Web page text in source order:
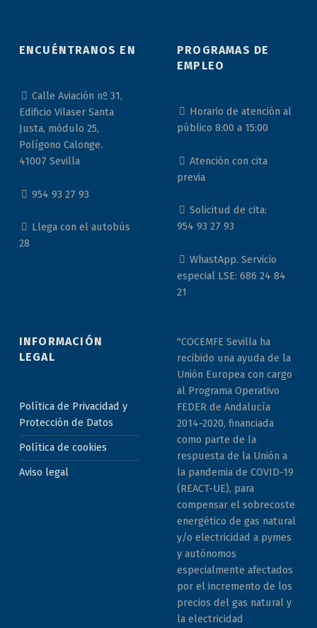
ENCUÉNTRANOS EN
Calle Aviación nº 31,
Edificio Vilaser Santa
Justa, módulo 25,
Polígono Calonge.
41007 Sevilla
954 93 27 93
Llega con el autobús
28
PROGRAMAS DE
EMPLEO
Horario de atención al
público 8:00 a 15:00
Atención con cita
previa
Solicitud de cita:
954 93 27 93
WhastApp. Servicio
especial LSE: 686 24 84
21
INFORMACIÓN
LEGAL
Política de Privacidad y
Protección de Datos
Política de cookies
Aviso legal
"COCEMFE Sevilla ha
recibido una ayuda de la
Unión Europea con cargo
al Programa Operativo
FEDER de Andalucía
2014-2020, financiada
como parte de la
respuesta de la Unión a
la pandemia de COVID-19
(REACT-UE), para
compensar el sobrecoste
energético de gas natural
y/o electricidad a pymes
y autónomos
especialmente afectados
por el incremento de los
precios del gas natural y
la electricidad